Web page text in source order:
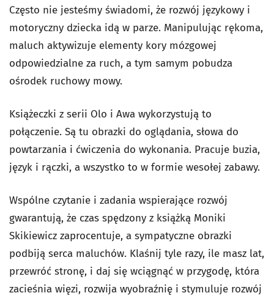
Często nie jesteśmy świadomi, że rozwój językowy i
motoryczny dziecka idą w parze. Manipulując rękoma,
maluch aktywizuje elementy kory mózgowej
odpowiedzialne za ruch, a tym samym pobudza
ośrodek ruchowy mowy.
Książeczki z serii Olo i Awa wykorzystują to
połączenie. Są tu obrazki do oglądania, słowa do
powtarzania i ćwiczenia do wykonania. Pracuje buzia,
język i rączki, a wszystko to w formie wesołej zabawy.
Wspólne czytanie i zadania wspierające rozwój
gwarantują, że czas spędzony z książką Moniki
Skikiewicz zaprocentuje, a sympatyczne obrazki
podbiją serca maluchów. Klaśnij tyle razy, ile masz lat,
przewróć stronę, i daj się wciągnąć w przygodę, która
zacieśnia więzi, rozwija wyobraźnię i stymuluje rozwój